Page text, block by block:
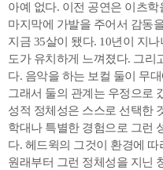
아예 없다. 이전 공연은 이츠
마지막에 가발을 주어서 감동
지금 35살이 됐다. 10년이 지
도가 유치하게 느껴졌다. 그리
다. 음악을 하는 보컬 둘이 무
그래서 둘의 관계는 우정으로
성적 정체성은 스스로 선택한
학대나 특별한 경험으로 그런
다. 헤드윅의 그것이 환경에
원래부터 그런 정체성을 지닌